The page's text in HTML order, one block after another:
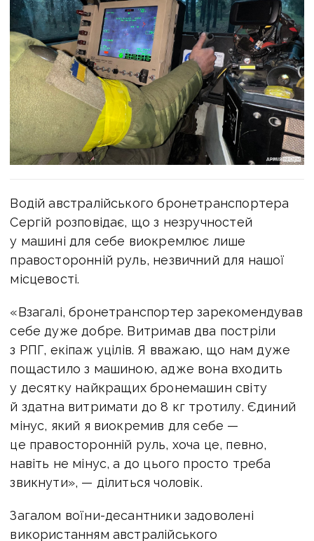
Водій австралійського бронетранспортера
Сергій розповідає, що з незручностей
у машині для себе виокремлює лише
правосторонній руль, незвичний для нашої
місцевості.
«Взагалі, бронетранспортер зарекомендував
себе дуже добре. Витримав два постріли